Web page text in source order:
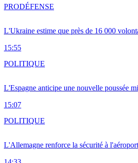
L'Ukraine estime que près de 16 000
15:55
PRODÉFENSE
L'Espagne anticipe une nouvelle poussée
15:07
POLITIQUE
L'Allemagne renforce la sécurité à
POLITIQUE